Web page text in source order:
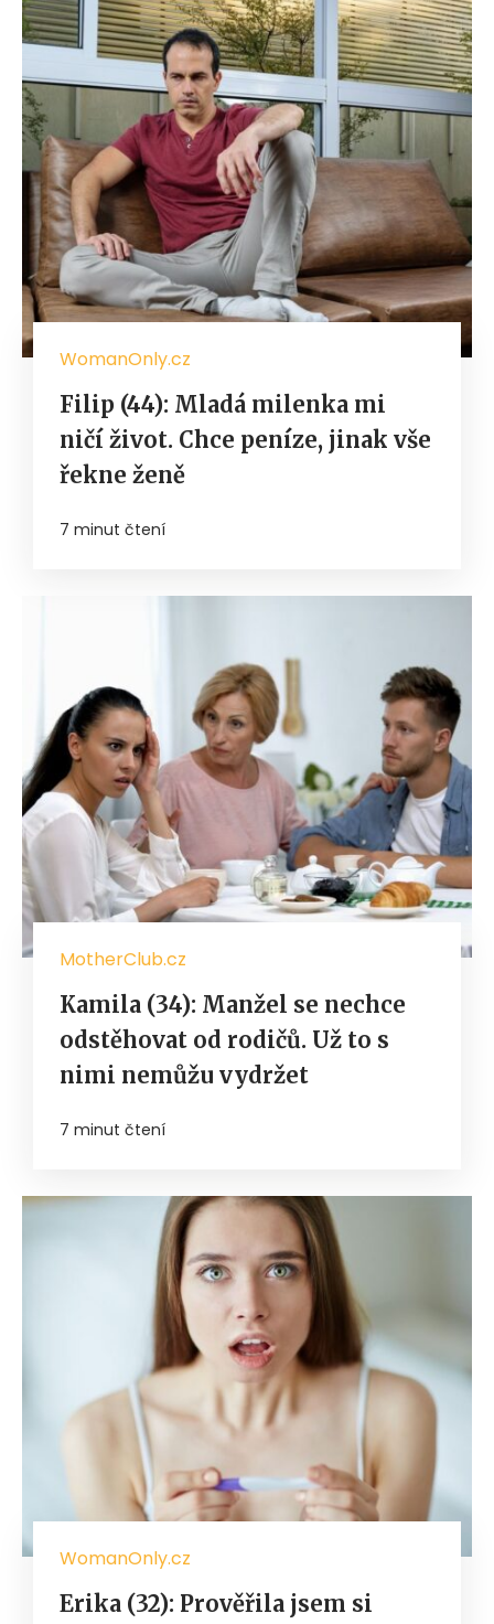
WomanOnly.cz
Filip (44): Mladá milenka mi
ničí život. Chce peníze, jinak vše
řekne ženě
7 minut čtení
MotherClub.cz
Kamila (34): Manžel se nechce
odstěhovat od rodičů. Už to s
nimi nemůžu vydržet
7 minut čtení
WomanOnly.cz
Erika (32): Prověřila jsem si